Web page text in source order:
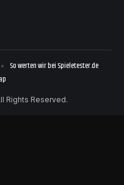
Rights Reserved.
So werten wir bei Spieletester.de